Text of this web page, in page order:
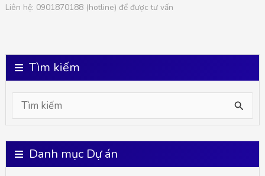
Liên hệ: 0901870188 (hotline) để được tư vấn
Tìm kiếm
e
a
r
Danh mục Dự án